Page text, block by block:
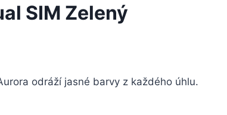
SIM Zelený
odráží jasné barvy z každého úhlu.